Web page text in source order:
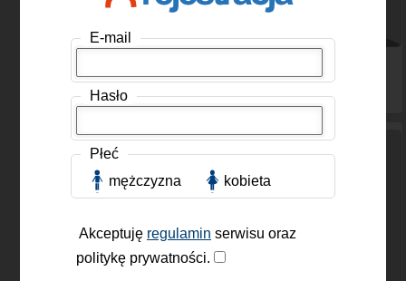
lat
100 lat
E-mail
Hasło
Płeć
mężczyzna
kobieta
Akceptuję regulamin serwisu oraz
politykę prywatności.